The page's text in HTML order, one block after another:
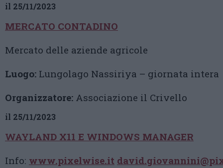
il 25/11/2023
MERCATO CONTADINO
Mercato delle aziende agricole
Luogo: Lungolago Nassiriya – giornata intera
Organizzatore: Associazione il Crivello
il 25/11/2023
WAYLAND X11 E WINDOWS MANAGER
Info: www.pixelwise.it